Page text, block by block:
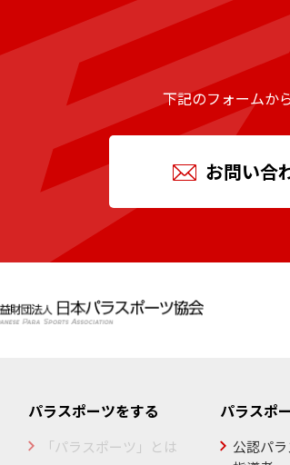
下記のフォームか
お問い合
パラスポーツをする
「パラスポーツ」とは
パラスポ
公認パ